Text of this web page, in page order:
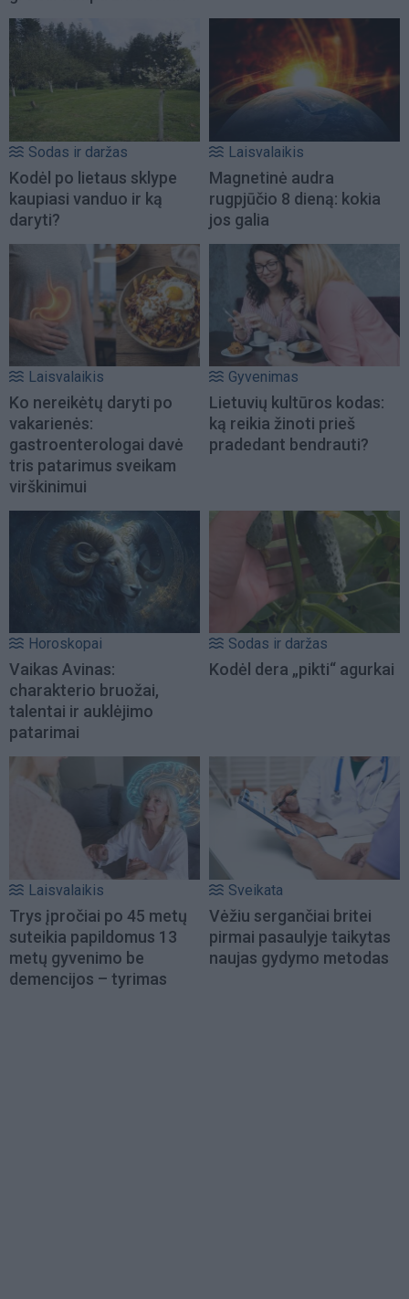
Sodas ir daržas
Kodėl po lietaus sklype
kaupiasi vanduo ir ką
daryti?
Laisvalaikis
Magnetinė audra
rugpjūčio 8 dieną: kokia
jos galia
Laisvalaikis
Ko nereikėtų daryti po
vakarienės:
gastroenterologai davė
tris patarimus sveikam
virškinimui
Gyvenimas
Lietuvių kultūros kodas:
ką reikia žinoti prieš
pradedant bendrauti?
Horoskopai
Vaikas Avinas:
charakterio bruožai,
talentai ir auklėjimo
patarimai
Sodas ir daržas
Kodėl dera „pikti“ agurkai
Laisvalaikis
Trys įpročiai po 45 metų
suteikia papildomus 13
metų gyvenimo be
demencijos – tyrimas
Sveikata
Vėžiu sergančiai britei
pirmai pasaulyje taikytas
naujas gydymo metodas